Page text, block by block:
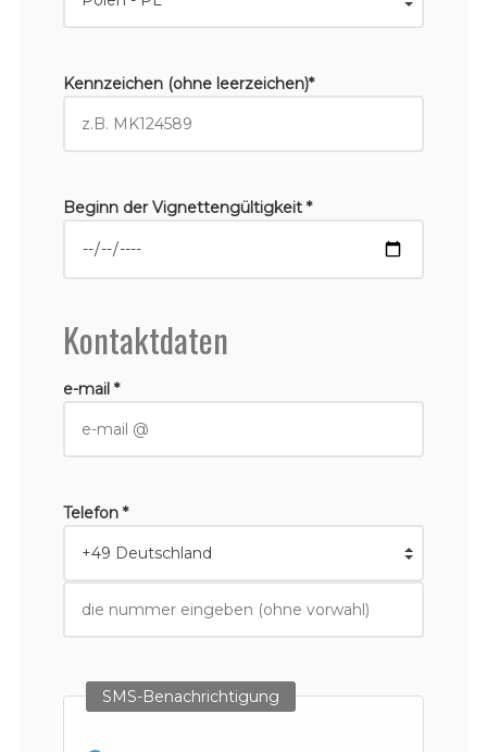
Kennzeichen (ohne leerzeichen)*
Beginn der Vignettengültigkeit *
Kontaktdaten
e-mail *
Telefon *
SMS-Benachrichtigung